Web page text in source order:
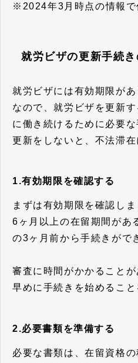
※2024年3月時点の情報で
就労ビザの更新手続
就労ビザには有効期限があ
なので、就労ビザを更新
に働き続けるために必要な
更新をしないと、不法滞在
1.有効期限を確認する
まずは有効期限を確認しま
6ヶ月以上の在留期間があ
の3ヶ月前から手続きがで
審査に時間がかかること
早めに手続きを始めること
2.必要書類を準備する
必要な書類は、在留資格